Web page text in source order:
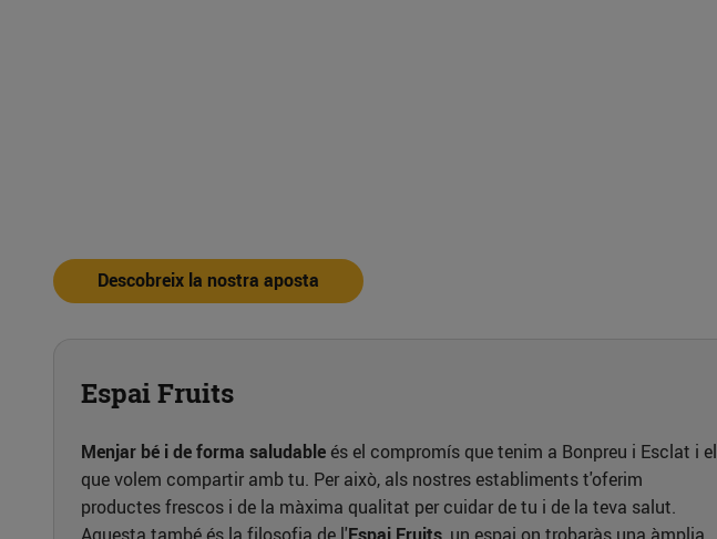
Descobreix la nostra aposta
Espai Fruits
Menjar bé i de forma saludable és el compromís que tenim a Bonpreu i Esclat i el
que volem compartir amb tu. Per això, als nostres establiments t'oferim
productes frescos i de la màxima qualitat per cuidar de tu i de la teva salut.